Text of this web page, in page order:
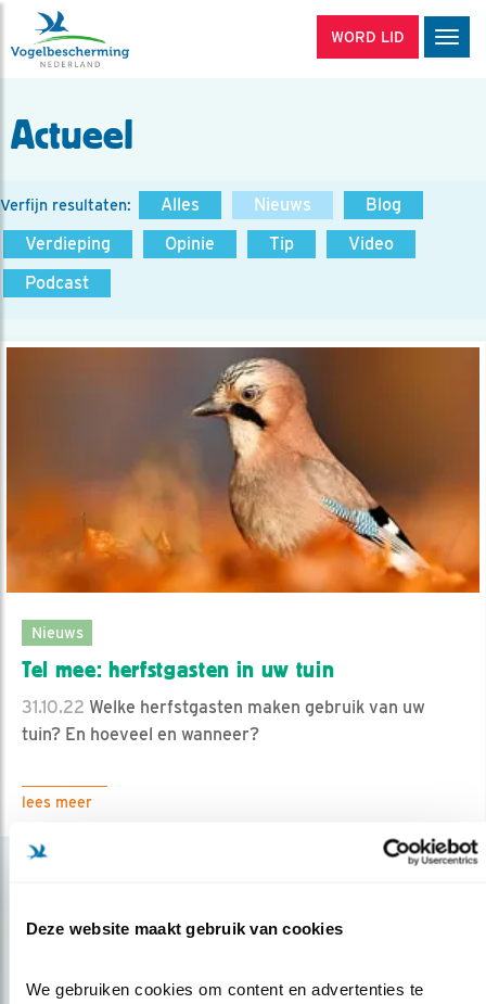
Deze website maakt gebruik van cookies
We gebruiken cookies om content en advertenties te
WORD LID
Actueel
Verfijn resultaten: Alles Nieuws
Blog
Verdieping
Opinie Tip
Video
Podcast
Nieuws
Tel mee: herfstgasten in uw tuin
31.10.22 Welke herfstgasten maken gebruik van uw
tuin? En hoeveel en wanneer?
lees meer